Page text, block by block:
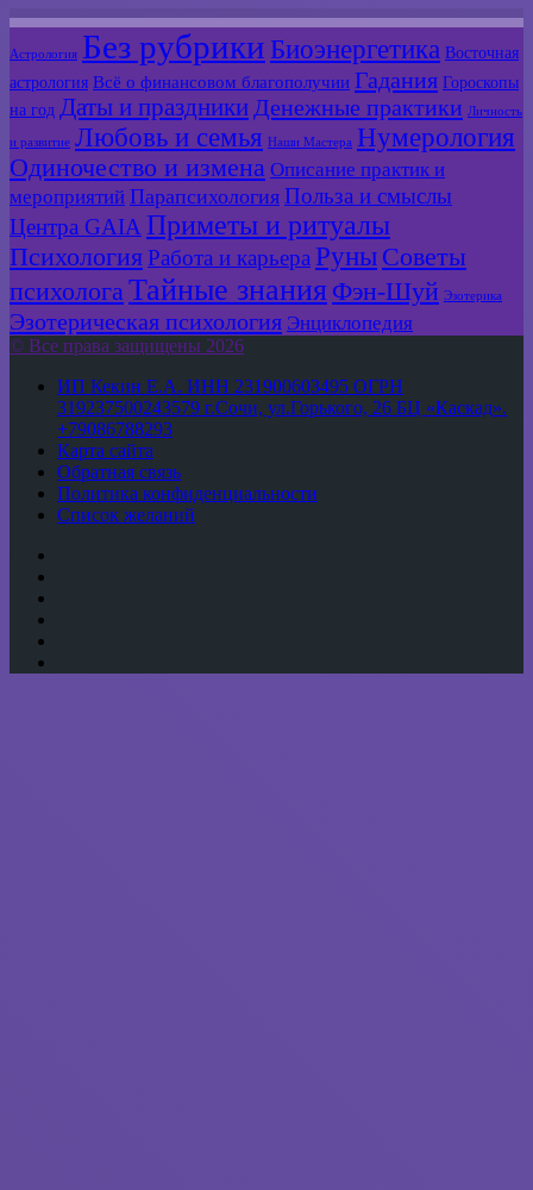
Астрология Без рубрики Биоэнергетика Восточная
астрология Всё о финансовом благополучии Гадания Гороскопы
на год Даты и праздникиДенежные практики Личность
и развитие Любовь и семья Наши Мастера Нумерология
Одиночество и измена Описание практик и
мероприятий Парапсихология Польза и смыслы
Центра GAIA Приметы и ритуалы
ПсихологияРабота и карьера Руны Советы
психологаТайные знания Фэн-Шуй Эзотерика
Эзотерическая психология Энциклопедия
© Все права защищены 2026
ИП Кекин Е.А. ИНН 231900603495 ОГРН
319237500243579 г.Сочи, ул.Горького, 26 БЦ «Каскад».
+79086788293
Карта сайта
Обратная связь
Политика конфиденциальности
Список желаний